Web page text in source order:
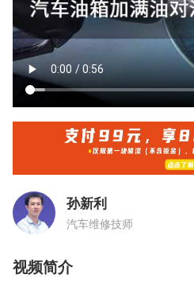
孙新利
汽车维修技师
视频简介